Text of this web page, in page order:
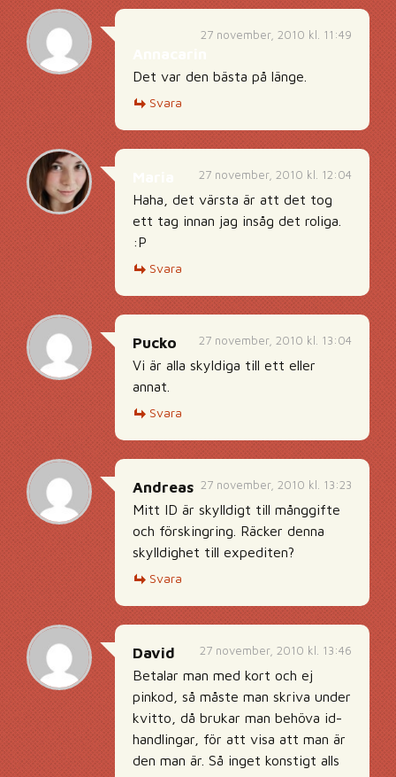
27 november, 2010 kl. 11:49
Det var den bästa på länge.
Svara
27 november, 2010 kl. 12:04
Haha, det värsta är att det tog
ett tag innan jag insåg det roliga.
:P
Svara
27 november, 2010 kl. 13:04
Pucko
Vi är alla skyldiga till ett eller
annat.
Svara
27 november, 2010 kl. 13:23
Andreas
Mitt ID är skylldigt till månggifte
och förskingring. Räcker denna
skylldighet till expediten?
Svara
27 november, 2010 kl. 13:46
David
Betalar man med kort och ej
pinkod, så måste man skriva under
kvitto, då brukar man behöva id-
handlingar, för att visa att man är
den man är. Så inget konstigt alls